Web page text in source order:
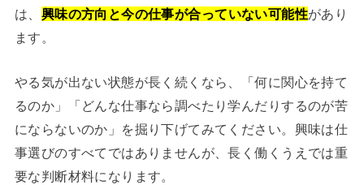
は、 興味の方向と今の仕事が合っていない可能性があり
ます。
やる気が出ない状態が長く続くなら、「何に関心を持て
るのか」「どんな仕事なら調べたり学んだりするのが苦
にならないのか」を掘り下げてみてください。興味は仕
事選びのすべてではありませんが、長く働くうえでは重
要な判断材料になります。